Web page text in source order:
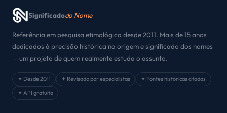
Significadodo Nome
Referência em pesquisa etimológica desde 2011. Mais de 15 anos
dedicados à precisão histórica na origem e significado dos nomes
— um projeto de quem realmente estuda o assunto.
✦ Desde 2011 ✦ Revisado por especialistas
✦ Fontes históricas citadas
✦ API gratuita